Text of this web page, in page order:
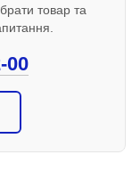
товар та
00